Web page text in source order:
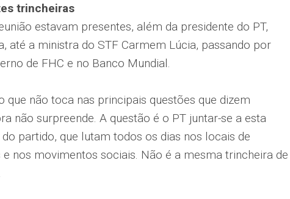
trincheiras
estavam presentes, além da presidente do PT,
até a ministra do STF Carmem Lúcia, passando por
de FHC e no Banco Mundial.
não toca nas principais questões que dizem
não surpreende. A questão é o PT juntar-se a esta
partido, que lutam todos os dias nos locais de
nos movimentos sociais. Não é a mesma trincheira de